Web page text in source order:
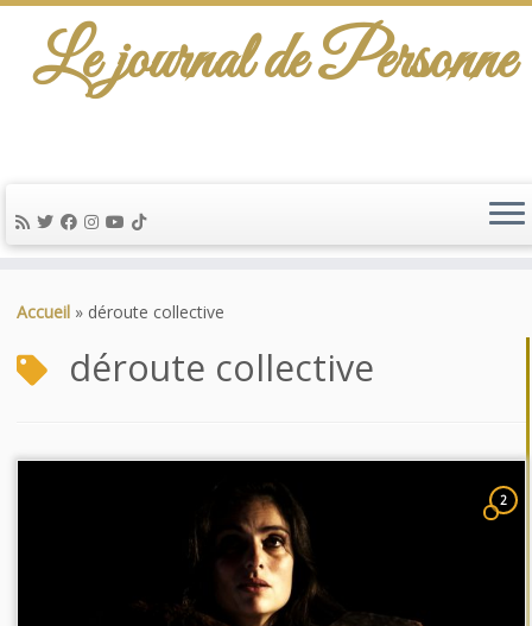
au
Le journal de Personne
Accueil » déroute collective
déroute collective
2